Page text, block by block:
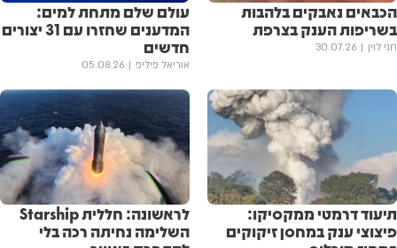
הכבאים נאבקים בלהבות
בשריפות הענק בצרפת
חני לוין 30.07.26
עולם שלם מתחת למים:
המדענים שחזרו עם 31 יצורים
חדשים
אוריאל פיליפ 05.08.26
תיעוד דרמטי ממקסיקו:
פיצוצי ענק במחסן זיקוקים
לראשונה: חללית Starship
השלימה נחיתה רכה בלי